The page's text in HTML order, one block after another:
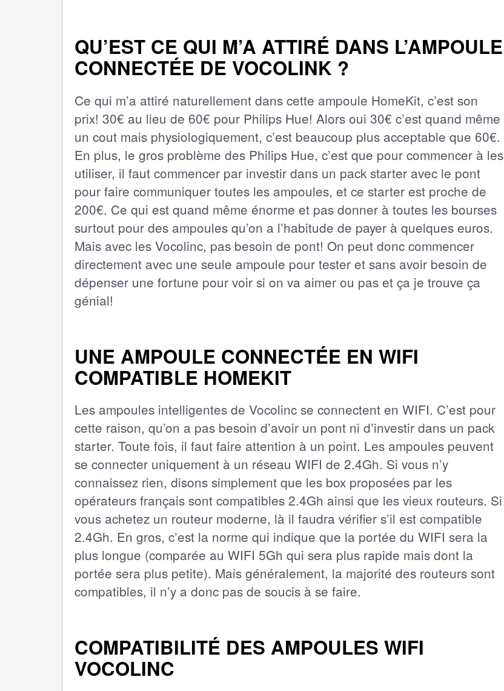
QU’EST CE QUI M’A ATTIRÉ DANS L’AMPOULE
CONNECTÉE DE VOCOLINK ?
Ce qui m’a attiré naturellement dans cette ampoule HomeKit, c’est son
prix! 30€ au lieu de 60€ pour Philips Hue! Alors oui 30€ c’est quand même
un cout mais physiologiquement, c’est beaucoup plus acceptable que 60€.
En plus, le gros problème des Philips Hue, c’est que pour commencer à les
utiliser, il faut commencer par investir dans un pack starter avec le pont
pour faire communiquer toutes les ampoules, et ce starter est proche de
200€. Ce qui est quand même énorme et pas donner à toutes les bourses
surtout pour des ampoules qu’on a l’habitude de payer à quelques euros.
Mais avec les Vocolinc, pas besoin de pont! On peut donc commencer
directement avec une seule ampoule pour tester et sans avoir besoin de
dépenser une fortune pour voir si on va aimer ou pas et ça je trouve ça
génial!
UNE AMPOULE CONNECTÉE EN WIFI
COMPATIBLE HOMEKIT
Les ampoules intelligentes de Vocolinc se connectent en WIFI. C’est pour
cette raison, qu’on a pas besoin d’avoir un pont ni d’investir dans un pack
starter. Toute fois, il faut faire attention à un point. Les ampoules peuvent
se connecter uniquement à un réseau WIFI de 2.4Gh. Si vous n’y
connaissez rien, disons simplement que les box proposées par les
opérateurs français sont compatibles 2.4Gh ainsi que les vieux routeurs. Si
vous achetez un routeur moderne, là il faudra vérifier s’il est compatible
2.4Gh. En gros, c’est la norme qui indique que la portée du WIFI sera la
plus longue (comparée au WIFI 5Gh qui sera plus rapide mais dont la
portée sera plus petite). Mais généralement, la majorité des routeurs sont
compatibles, il n’y a donc pas de soucis à se faire.
COMPATIBILITÉ DES AMPOULES WIFI
VOCOLINC